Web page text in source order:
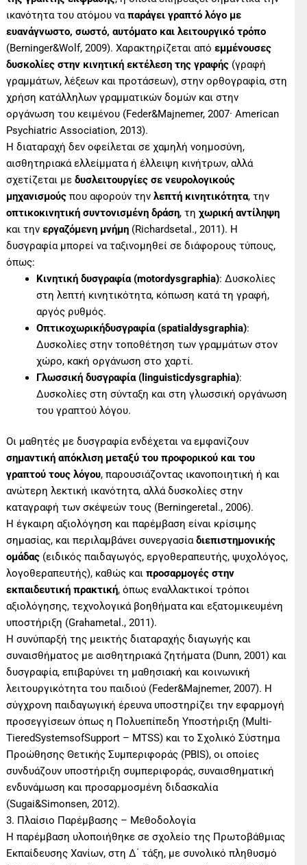
ικανότητα του ατόμου ναπαράγει γραπτό λόγο με
ευανάγνωστο, σωστό, αυτόματο και λειτουργικό τρόπο
(Berninger&Wolf, 2009). Χαρακτηρίζεται απόεμμένουσες
δυσκολίες στην κινητική εκτέλεση της γραφής (γραφή
γραμμάτων, λέξεων και προτάσεων), στην ορθογραφία, στη
χρήση κατάλληλων γραμματικών δομών και στην
οργάνωση του κειμένου (Feder&Majnemer, 2007· American
Psychiatric Association, 2013).
Η διαταραχή δεν οφείλεται σε χαμηλή νοημοσύνη,
αισθητηριακά ελλείμματα ή έλλειψη κινήτρων, αλλά
σχετίζεται μεδυσλειτουργίες σε νευρολογικούς
μηχανισμούς που αφορούν τηνλεπτή κινητικότητα, την
οπτικοκινητική συντονισμένη δράση, τηχωρική αντίληψη
και τηνεργαζόμενη μνήμη (Richardsetal., 2011). Η
δυσγραφία μπορεί να ταξινομηθεί σε διάφορους τύπους,
όπως:
Κινητική δυσγραφία (motordysgraphia): Δυσκολίες
στη λεπτή κινητικότητα, κόπωση κατά τη γραφή,
αργός ρυθμός.
Οπτικοχωρικήδυσγραφία (spatialdysgraphia):
Δυσκολίες στην τοποθέτηση των γραμμάτων στον
χώρο, κακή οργάνωση στο χαρτί.
Γλωσσική δυσγραφία (linguisticdysgraphia):
Δυσκολίες στη σύνταξη και στη γλωσσική οργάνωση
του γραπτού λόγου.
Οι μαθητές με δυσγραφία ενδέχεται να εμφανίζουν
σημαντική απόκλιση μεταξύ του προφορικού και του
γραπτού τους λόγου, παρουσιάζοντας ικανοποιητική ή και
ανώτερη λεκτική ικανότητα, αλλά δυσκολίες στην
καταγραφή των σκέψεών τους (Berningeretal., 2006).
Η έγκαιρη αξιολόγηση και παρέμβαση είναι κρίσιμης
σημασίας, και περιλαμβάνει συνεργασίαδιεπιστημονικής
ομάδας (ειδικός παιδαγωγός, εργοθεραπευτής, ψυχολόγος,
λογοθεραπευτής), καθώς καιπροσαρμογές στην
εκπαιδευτική πρακτική, όπως εναλλακτικοί τρόποι
αξιολόγησης, τεχνολογικά βοηθήματα και εξατομικευμένη
υποστήριξη (Grahametal., 2011).
Η συνύπαρξή της μεικτής διαταραχής διαγωγής και
συναισθήματος με αισθητηριακά ζητήματα (Dunn, 2001) και
δυσγραφία, επιβαρύνει τη μαθησιακή και κοινωνική
λειτουργικότητα του παιδιού (Feder&Majnemer, 2007). Η
σύγχρονη παιδαγωγική έρευνα υποστηρίζει την εφαρμογή
προσεγγίσεων όπως η Πολυεπίπεδη Υποστήριξη (Multi-
TieredSystemsofSupport – MTSS) και το Σχολικό Σύστημα
Προώθησης Θετικής Συμπεριφοράς (PBIS), οι οποίες
συνδυάζουν υποστήριξη συμπεριφοράς, συναισθηματική
ενδυνάμωση και προσαρμοσμένη διδασκαλία
(Sugai&Simonsen, 2012).
3. Πλαίσιο Παρέμβασης – Μεθοδολογία
Η παρέμβαση υλοποιήθηκε σε σχολείο της Πρωτοβάθμιας
Εκπαίδευσης Χανίων, στη Δ΄ τάξη, με συνολικό πληθυσμό